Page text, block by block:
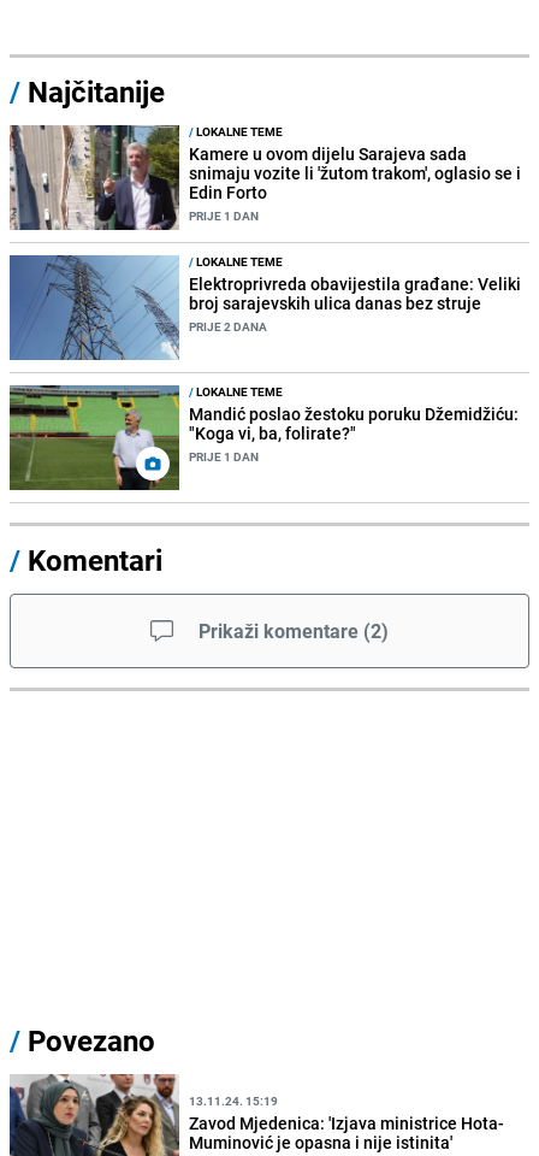
/ Najčitanije
/LOKALNE TEME
Kamere u ovom dijelu Sarajeva sada
snimaju vozite li 'žutom trakom', oglasio se i
Edin Forto
PRIJE 1 DAN
/LOKALNE TEME
Elektroprivreda obavijestila građane: Veliki
broj sarajevskih ulica danas bez struje
PRIJE 2 DANA
/LOKALNE TEME
Mandić poslao žestoku poruku Džemidžiću:
"Koga vi, ba, folirate?"
PRIJE 1 DAN
/ Komentari
Prikaži komentare (2)
/ Povezano
13.11.24. 15:19
Zavod Mjedenica: 'Izjava ministrice Hota-
Muminović je opasna i nije istinita'